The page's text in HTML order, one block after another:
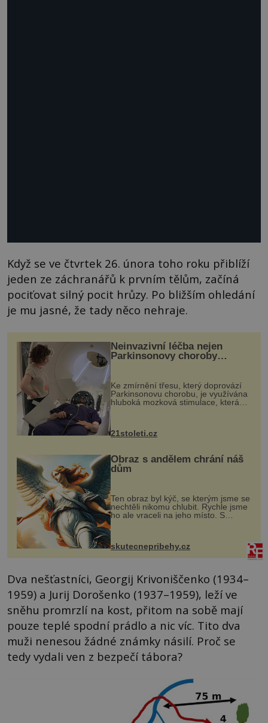
Když se ve čtvrtek 26. února toho roku přiblíží
jeden ze záchranářů k prvním tělům, začíná
pociťovat silný pocit hrůzy. Po bližším ohledání
je mu jasné, že tady něco nehraje.
Neinvazivní léčba nejen
Parkinsonovy choroby
Ke zmírnění třesu, který doprovází
Parkinsonovu chorobu, je využívána
hluboká mozková stimulace, která
však vyžaduje vysoce invazivní
zákrok. Ultrazvuk zase není vhodný
k dostatečně přesnému zacílení ...
21stoleti.cz
Obraz s andělem chrání náš
dům
Ten obraz byl kýč, se kterým jsme se
nechtěli nikomu chlubit. Rychle jsme
ho ale vraceli na jeho místo. S
manželem Vaškem jsme si pořídili
chaloupku, takový domek na severu
Čech, kde jsme si naplánova...
skutecnepribehy.cz
Dva nešťastníci, Georgij Krivoniščenko (1934–
1959) a Jurij Dorošenko (1937–1959), leží ve
sněhu promrzlí na kost, přitom na sobě mají
pouze teplé spodní prádlo a nic víc. Tito dva
muži nenesou žádné známky násilí. Proč se
tedy vydali ven z bezpečí tábora?